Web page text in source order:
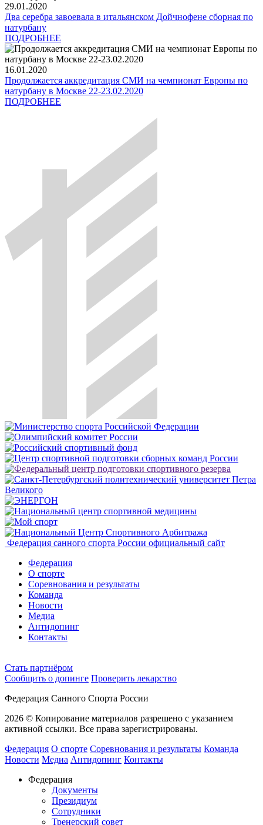
29.01.2020
Два серебра завоевала в итальянском Дойчнофене сборная по
натурбану
ПОДРОБНЕЕ
16.01.2020
Продолжается аккредитация СМИ на чемпионат Европы по
натурбану в Москве 22-23.02.2020
ПОДРОБНЕЕ
Федерация санного спорта России официальный сайт
Федерация
О спорте
Соревнования и результаты
Команда
Новости
Медиа
Антидопинг
Контакты
Cтать партнёром
Сообщить о допинге Проверить лекарство
Федерация Санного Спорта России
2026 © Копирование материалов разрешено с указанием
активной ссылки. Все права зарегистрированы.
Федерация О спорте Соревнования и результаты Команда
Новости Медиа Антидопинг Контакты
Федерация
Документы
Президиум
Сотрудники
Тренерский совет